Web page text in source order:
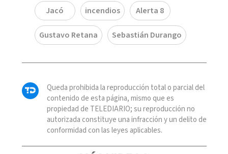
Jacó incendios Alerta 8
Gustavo Retana Sebastián Durango
Queda prohibida la reproducción total o parcial del
contenido de esta página, mismo que es
propiedad de TELEDIARIO; su reproducción no
autorizada constituye una infracción y un delito de
conformidad con las leyes aplicables.